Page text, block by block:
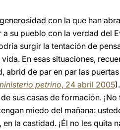
con la que han
su pueblo con la verdad del
surgir la tentación de
En esas situaciones,
abrid de par en par las
petrino, 24 abril 2005
sus casas de formación.
miedo del mañana:
la castidad. ¡Él no les quita